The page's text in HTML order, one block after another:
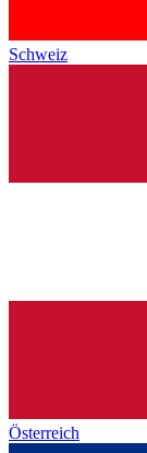
Schweiz
Österreich